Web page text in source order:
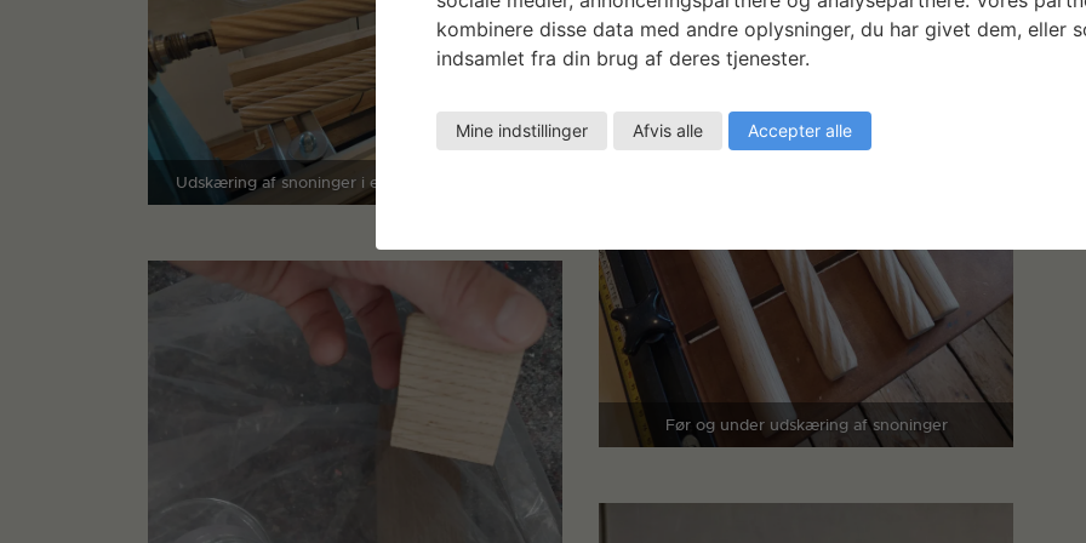
Udskæring af snoninger i egetræ på drejebænk
Før og under udskæring af snoninger
kombinere disse data med andre oplysninger, du har givet dem, eller
indsamlet fra din brug af deres tjenester.
Mine indstillinger Afvis alle Accepter alle